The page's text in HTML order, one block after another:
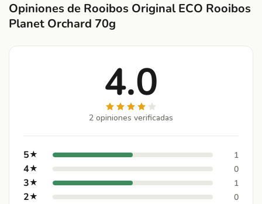
Opiniones de Rooibos Original ECO Rooibos
Planet Orchard 70g
4.0
2 opiniones verificadas
5★ 1
4★ 0
3★ 1
2★ 0